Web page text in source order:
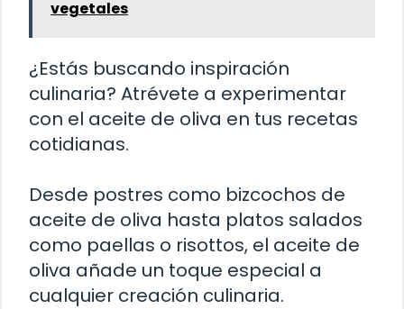
vegetales
¿Estás buscando inspiración
culinaria? Atrévete a experimentar
con el aceite de oliva en tus recetas
cotidianas.
Desde postres como bizcochos de
aceite de oliva hasta platos salados
como paellas o risottos, el aceite de
oliva añade un toque especial a
cualquier creación culinaria.